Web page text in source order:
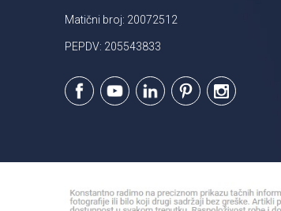
Matični broj: 20072512
PEPDV: 205543833